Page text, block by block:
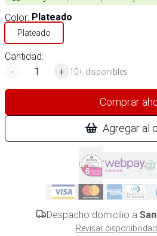
Color: Plateado
Plateado
Cantidad:
-
+ 10+ disponibles
Comprar
Agregar al
Despacho domicilio a
Revisar